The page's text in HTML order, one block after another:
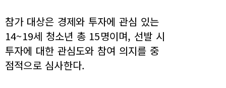
참가 대상은 경제와 투자에 관심 있는
14~19세 청소년 총 15명이며, 선발 시
투자에 대한 관심도와 참여 의지를 중
점적으로 심사한다.